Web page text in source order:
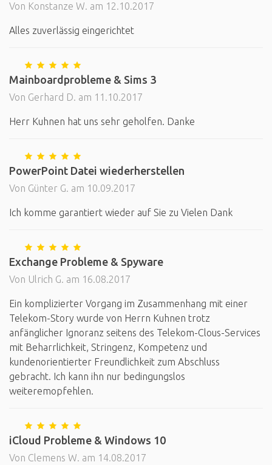
Von Konstanze W. am 12.10.2017
Alles zuverlässig eingerichtet
Mainboardprobleme & Sims 3
Von Gerhard D. am 11.10.2017
Herr Kuhnen hat uns sehr geholfen. Danke
PowerPoint Datei wiederherstellen
Von Günter G. am 10.09.2017
Ich komme garantiert wieder auf Sie zu Vielen Dank
Exchange Probleme & Spyware
Von Ulrich G. am 16.08.2017
Ein komplizierter Vorgang im Zusammenhang mit einer
Telekom-Story wurde von Herrn Kuhnen trotz
anfänglicher Ignoranz seitens des Telekom-Clous-Services
mit Beharrlichkeit, Stringenz, Kompetenz und
kundenorientierter Freundlichkeit zum Abschluss
gebracht. Ich kann ihn nur bedingungslos
weiteremopfehlen.
iCloud Probleme & Windows 10
Von Clemens W. am 14.08.2017